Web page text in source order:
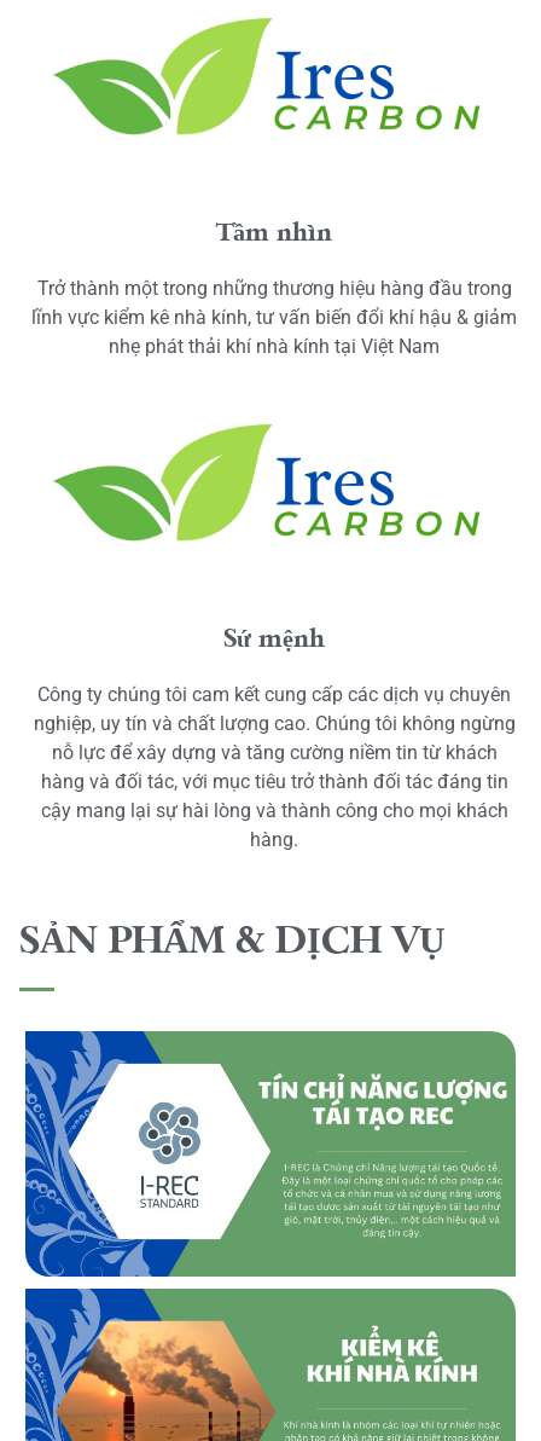
Tầm nhìn
Trở thành một trong những thương hiệu hàng đầu trong
lĩnh vực kiểm kê nhà kính, tư vấn biến đổi khí hậu & giảm
nhẹ phát thải khí nhà kính tại Việt Nam
Sứ mệnh
Công ty chúng tôi cam kết cung cấp các dịch vụ chuyên
nghiệp, uy tín và chất lượng cao. Chúng tôi không ngừng
nỗ lực để xây dựng và tăng cường niềm tin từ khách
hàng và đối tác, với mục tiêu trở thành đối tác đáng tin
cậy mang lại sự hài lòng và thành công cho mọi khách
hàng.
SẢN PHẨM & DỊCH VỤ